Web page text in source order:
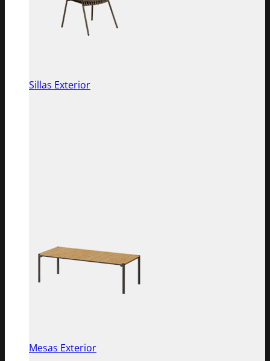
Sillas Exterior
Mesas Exterior